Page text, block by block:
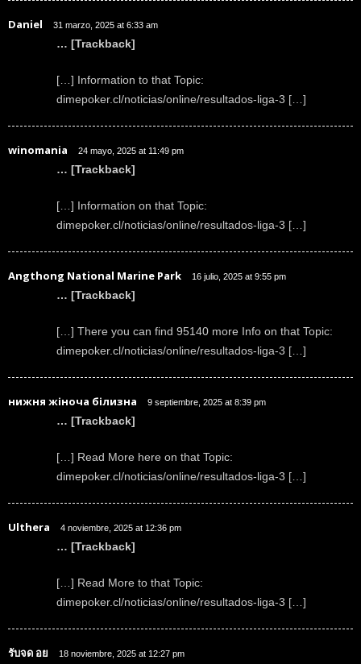
Daniel 31 marzo, 2025 at 6:33 am
… [Trackback]
[…] Information to that Topic:
dimepoker.cl/noticias/online/resultados-liga-3 […]
winomania 24 mayo, 2025 at 11:49 pm
… [Trackback]
[…] Information on that Topic:
dimepoker.cl/noticias/online/resultados-liga-3 […]
Angthong National Marine Park 16 julio, 2025 at 9:55 pm
… [Trackback]
[…] There you can find 95140 more Info on that Topic:
dimepoker.cl/noticias/online/resultados-liga-3 […]
нижня жіноча білизна 9 septiembre, 2025 at 8:39 pm
… [Trackback]
[…] Read More here on that Topic:
dimepoker.cl/noticias/online/resultados-liga-3 […]
Ulthera 4 noviembre, 2025 at 12:36 pm
… [Trackback]
[…] Read More to that Topic:
dimepoker.cl/noticias/online/resultados-liga-3 […]
รับจด อย 18 noviembre, 2025 at 12:27 pm